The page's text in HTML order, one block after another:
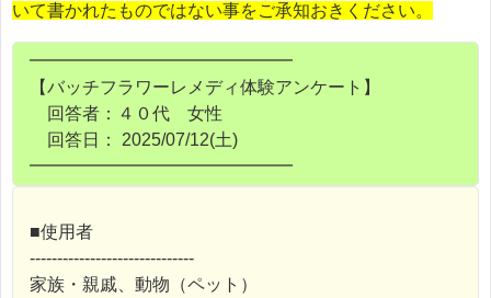
いて書かれたものではない事をご承知おきください。
━━━━━━━━━━━━━━━
【バッチフラワーレメディ体験アンケート】
回答者：４０代 女性
回答日： 2025/07/12(土)
━━━━━━━━━━━━━━━
■使用者
------------------------------
家族・親戚、動物（ペット）